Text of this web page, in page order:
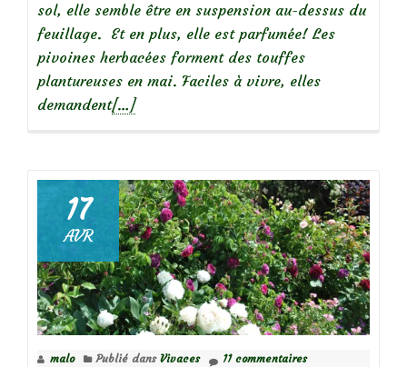
sol, elle semble être en suspension au-dessus du
feuillage. Et en plus, elle est parfumée! Les
pivoines herbacées forment des touffes
plantureuses en mai. Faciles à vivre, elles
demandentEn
‘Bowl
of
Beauty’
[…]
17
AVR
malo Publié dans Vivaces 11 commentaires